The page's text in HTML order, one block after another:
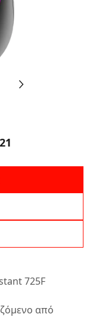
725F
από